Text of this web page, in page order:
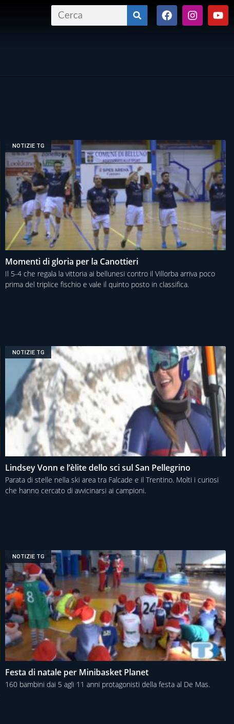
NOTIZIE TG
Momenti di gloria per la Canottieri
Il 5-4 che regala la vittoria ai bellunesi contro il Villorba arriva poco
prima del triplice fischio e vale il quinto posto in classifica.
NOTIZIE TG
Lindsey Vonn e l’èlite dello sci sul San Pellegrino
Parata di stelle nella ski area tra Falcade e il Trentino. Molti i curiosi
che hanno cercato di avvicinarsi ai campioni.
NOTIZIE TG
Festa di natale per Minibasket Planet
160 bambini dai 5 agli 11 anni protagonisti della festa al De Mas.